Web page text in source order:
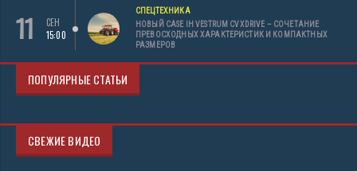
11
СЕН
15:00
СПЕЦТЕХНИКА
НОВЫЙ CASE IH VESTRUM CVXDRIVE – СОЧЕТАНИЕ
ПРЕВОСХОДНЫХ ХАРАКТЕРИСТИК И КОМПАКТНЫХ
РАЗМЕРОВ
ПОПУЛЯРНЫЕ СТАТЬИ
СВЕЖИЕ ВИДЕО